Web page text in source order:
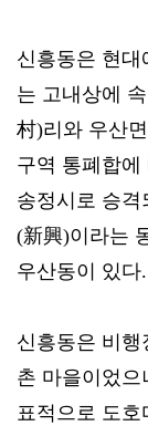
신흥동은 현대
는 고내상에
村)리와 우산
구역 통폐합에
송정시로 승격
(新興)이라는
우산동이 있다.
신흥동은 비
촌 마을이었으
표적으로 도